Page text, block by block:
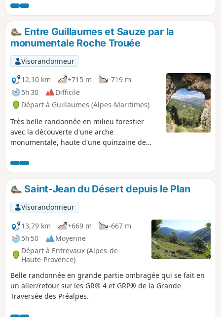
hameau. Pour accéder à la cascade il faut évoluer dans le lit
du Coulomp sur 1 km et le traverser sept fois, ce qui peut
s'avérer dangereux en cas de trop fort débit.Les vestiges
archéologiques du Mausolée d'Argenton témoignent de la
présence des Romains dans la région.
Entre Guillaumes et Sauze par la
monumentale Roche Trouée
Visorandonneur
12,10 km
+715 m
-719 m
5h 30
Difficile
Départ à Guillaumes (Alpes-Maritimes)
Très belle randonnée en milieu forestier
avec la découverte d'une arche
monumentale, haute d'une quinzaine de
géologique et de Sauze, petit village
montagnard isolé du XIIIe siècle, dont les
abords sont encore cultivés par quelques
irréductibles paysans. La chapelle de Sauze
Vieux et sa table en bois seront un lieu
apprécié pour une pause déjeuner, face au
Mont Saint-Honorat.
Saint-Jean du Désert depuis le Plan
Visorandonneur
13,79 km
+669 m
-667 m
5h 50
Moyenne
Départ à Entrevaux (Alpes-de-
Haute-Provence)
Belle randonnée en grande partie ombragée qui se fait en
un aller/retour sur les GR® 4 et GRP® de la Grande
Traversée des Préalpes.